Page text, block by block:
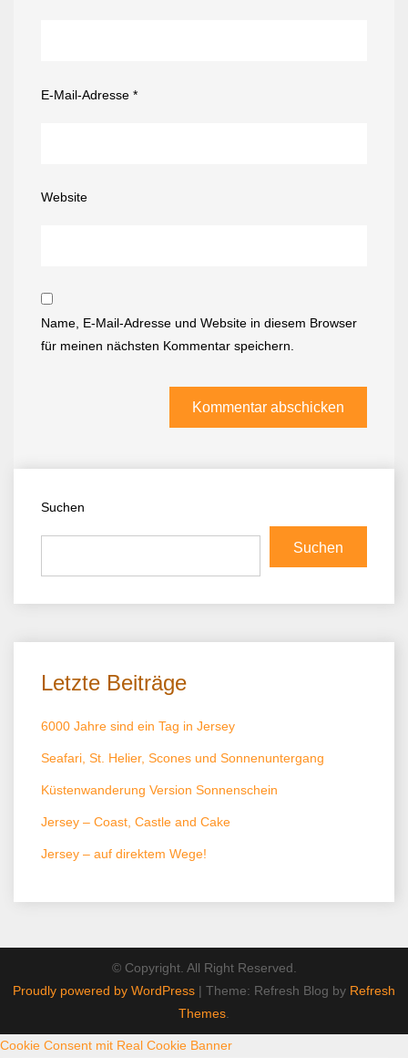
E-Mail-Adresse *
Website
Name, E-Mail-Adresse und Website in diesem Browser
für meinen nächsten Kommentar speichern.
Suchen
Suchen
Letzte Beiträge
6000 Jahre sind ein Tag in Jersey
Seafari, St. Helier, Scones und Sonnenuntergang
Küstenwanderung Version Sonnenschein
Jersey – Coast, Castle and Cake
Jersey – auf direktem Wege!
© Copyright. All Right Reserved.
Proudly powered by WordPress | Theme: Refresh Blog by Refresh
Themes
Cookie Consent mit Real Cookie Banner